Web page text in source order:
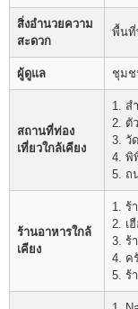
สิ่งอำนวยความ
สะดวก
พื้นที่
ผู้ดูแล ชุมช
สถานที่ท่อง
เที่ยวใกล้เคียง
1. ส
2. ตั
3. วั
4. พิ
5. ถ
ร้านอาหารใกล้
เคียง
1. ร้
2. เ
3. ร้
4. ค
5. ร้